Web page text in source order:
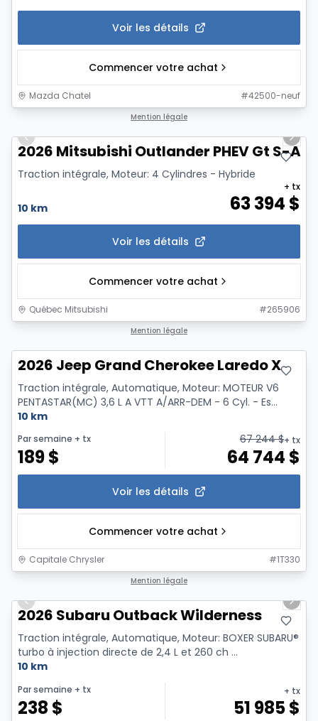
Voir les détails
Commencer votre achat
Mazda Chatel #42500-neuf
Mention légale
Previous slide
Next
2026 Mitsubishi Outlander PHEV Gt S-
Traction intégrale, Moteur: 4 Cylindres - Hybride
10 km 63 394 $
+ tx
Voir les détails
Commencer votre achat
Québec Mitsubishi #265906
Mention légale
2026 Jeep Grand Cherokee Laredo X
Traction intégrale, Automatique, Moteur: MOTEUR V6
PENTASTAR(MC) 3,6 L A VTT A/ARR-DEM - 6 Cyl. - Es...
10 km
Par semaine + tx
189$
67 244$+ tx
64 744 $
Voir les détails
Commencer votre achat
Capitale Chrysler #1T330
Mention légale
Previous slide
Next
2026 Subaru Outback Wilderness
Traction intégrale, Automatique, Moteur: BOXER SUBARU®
turbo à injection directe de 2,4 L et 260 ch ...
10 km
Par semaine + tx
238 $
+ tx
51 985$